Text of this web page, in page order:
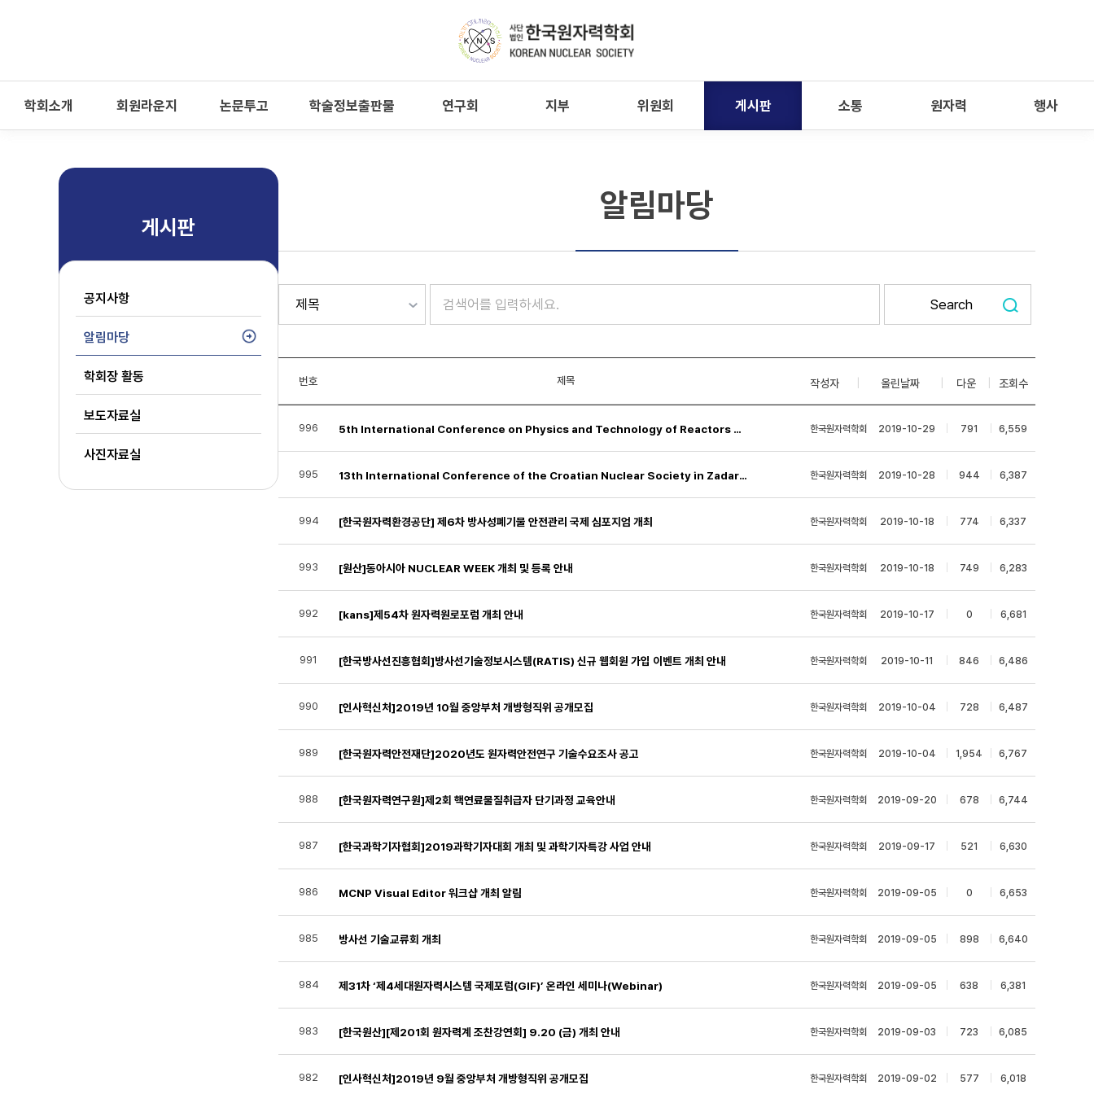
학회소개 회원라운지 논문투고 학술정보출판물 연구회 지부 위원회 게시판 소통 원자력 행사
게시판
공지사항
알림마당
학회장 활동
보도자료실
사진자료실
알림마당
번호 제목 작성자 올린날짜 다운 조회수
996 5th International Conference on Physics and Technology of Reactors and Applications(PHYTRA5) 개최 한국원자력학회| 2019-10-29 791 6,559
995 13th International Conference of the Croatian Nuclear Society in Zadar 2020 한국원자력학회| 2019-10-28 944 6,387
994 [한국원자력환경공단] 제6차 방사성폐기물 안전관리 국제 심포지엄 개최 한국원자력학회| 2019-10-18 774 6,337
993 [원산]동아시아 NUCLEAR WEEK 개최 및 등록 안내 한국원자력학회| 2019-10-18 749 6,283
992 [kans]제54차 원자력원로포럼 개최 안내 한국원자력학회| 2019-10-17 0 6,681
991 [한국방사선진흥협회]방사선기술정보시스템(RATIS) 신규 웹회원 가입 이벤트 개최 안내 한국원자력학회| 2019-10-11 846 6,486
990 [인사혁신처]2019년 10월 중앙부처 개방형직위 공개모집 한국원자력학회| 2019-10-04 728 6,487
989 [한국원자력안전재단]2020년도 원자력안전연구 기술수요조사 공고 한국원자력학회| 2019-10-04 1,954 6,767
988 [한국원자력연구원]제2회 핵연료물질취급자 단기과정 교육안내 한국원자력학회| 2019-09-20 678 6,744
987 [한국과학기자협회]2019과학기자대회 개최 및 과학기자특강 사업 안내 한국원자력학회| 2019-09-17 521 6,630
986 MCNP Visual Editor 워크샵 개최 알림 한국원자력학회| 2019-09-05 0 6,653
985 방사선 기술교류회 개최 한국원자력학회| 2019-09-05 898 6,640
984 제31차 ‘제4세대원자력시스템 국제포럼(GIF)’ 온라인 세미나(Webinar) 한국원자력학회| 2019-09-05 638 6,381
983 [한국원산][제201회 원자력계 조찬강연회] 9.20 (금) 개최 안내 한국원자력학회| 2019-09-03 723 6,085
982 [인사혁신처]2019년 9월 중앙부처 개방형직위 공개모집 한국원자력학회| 2019-09-02 577 6,018